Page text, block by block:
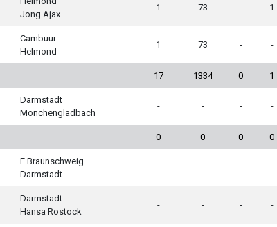
Jong Ajax
1 73 - 1
Cambuur
Helmond
1 73 - -
17 1334 0 1
Darmstadt
Mönchengladbach
- - - -
0 0 0 0
E.Braunschweig
Darmstadt
- - - -
Darmstadt
Hansa Rostock
- - - -